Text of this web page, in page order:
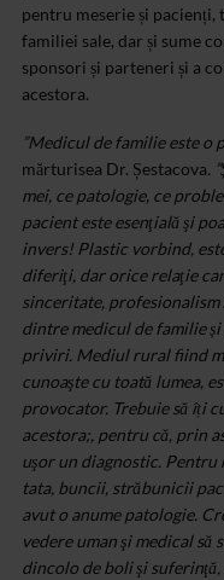
pentru meserie și
familiei sale, dar și sume
sponsori și parteneri și a
acestora.
”Medicul de familie este
mărturisea Dr. Șestacova.
mei, ce patologie, ce
pacient este esenţială şi
invers! Plastic vorbind,
diferiţi, dar orice relaţie
sinceritate, profesionalism
dintre medicul de familie
priviri. Mediul rural fiind
cunoaşte cu toată lumea,
provocator. Trebuie să îți
acestora;, pentru că, prin
uşor un diagnostic. Pentru
tata, buncii, străbunicii
avut o anume patologie.
vedere uman şi medical
dincolo de boli şi